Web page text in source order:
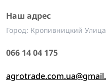
Наш адрес
Город: Кропивницкий
066 14 04 175